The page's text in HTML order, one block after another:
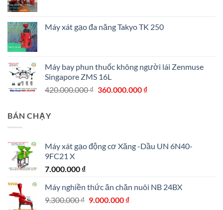
Máy xát gạo đa năng Takyo TK 250
Máy bay phun thuốc không người lái Zenmuse
Singapore ZMS 16L
420.000.000₫ Giá
360.000.000 ₫Giá
BÁN CHẠY
Máy xát gạo động cơ Xăng -Dầu UN 6N40-
9FC21 X
7.000.000 ₫
Máy nghiền thức ăn chăn nuôi NB 24BX
9.300.000₫ Giá
9.000.000 ₫Giá